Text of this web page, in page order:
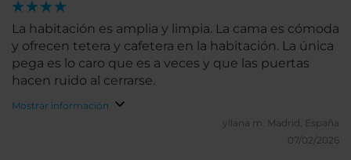
La habitación es amplia y limpia. La cama es cómoda
y ofrecen tetera y cafetera en la habitación. La única
pega es lo caro que es a veces y que las puertas
hacen ruido al cerrarse.
Mostrar información
yllana m.
Madrid, España
07/02/2026